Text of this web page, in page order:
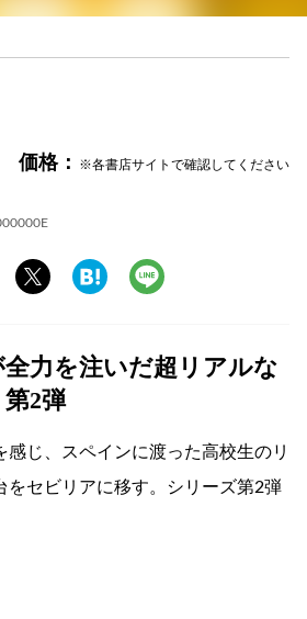
価格： ※各書店サイトで確認してください
力を注いだ超リアルな
2弾
感じ、スペインに渡った高校生のリ
をセビリアに移す。シリーズ第2弾